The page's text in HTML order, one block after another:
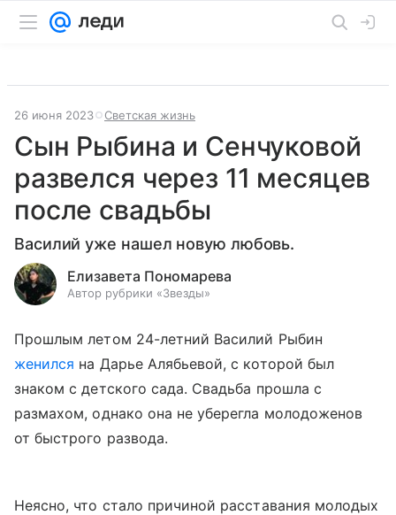
26 июня 2023 Светская жизнь
Сын Рыбина и Сенчуковой
развелся через 11 месяцев
после свадьбы
Василий уже нашел новую любовь.
Елизавета Пономарева
Автор рубрики «Звезды»
Прошлым летом 24-летний Василий Рыбин
женился на Дарье Алябьевой, с которой был
знаком с детского сада. Свадьба прошла с
размахом, однако она не уберегла молодоженов
от быстрого развода.
Неясно, что стало причиной расставания молодых